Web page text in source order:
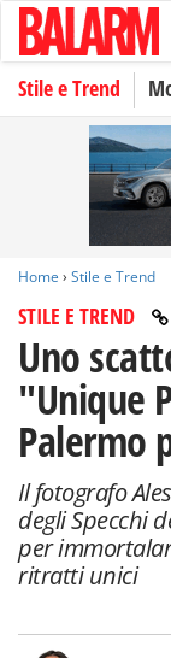
Stile e Trend
Home › Stile e Trend
STILE E TREND
Uno
"Unique
Palermo
Il fotografo
degli Specchi
per
ritratti unici